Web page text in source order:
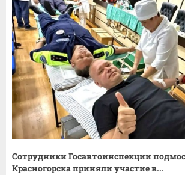
Сотрудники Госавтоинспекции
Красногорска приняли участие в...